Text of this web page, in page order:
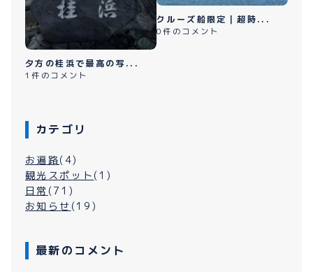
夕方の桂浜で最高の写...
1件のコメント
クルーズ船限定｜超時...
0件のコメント
カテゴリ
お遍路(4)
観光スポット (1)
日常 (71)
お知らせ (19)
最新のコメント